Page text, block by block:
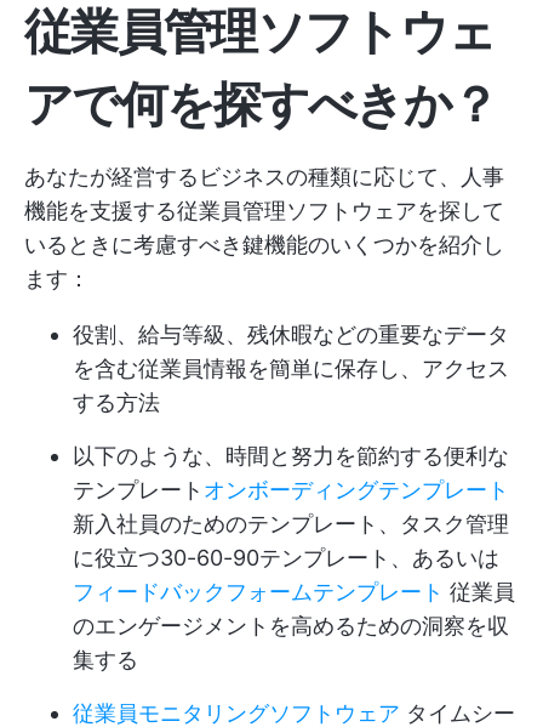
従業員管理ソフトウェ
アで何を探すべきか？
あなたが経営するビジネスの種類に応じて、人事
機能を支援する従業員管理ソフトウェアを探して
いるときに考慮すべき鍵機能のいくつかを紹介し
ます：
役割、給与等級、残休暇などの重要なデータ
を含む従業員情報を簡単に保存し、アクセス
する方法
以下のような、時間と努力を節約する便利な
テンプレート オンボーディングテンプレート
新入社員のためのテンプレート、タスク管理
に役立つ30-60-90テンプレート、あるいは
フィードバックフォームテンプレート 従業員
のエンゲージメントを高めるための洞察を収
集する
従業員モニタリングソフトウェア タイムシー